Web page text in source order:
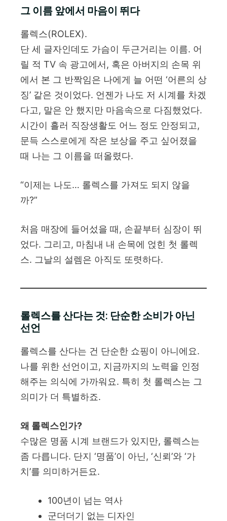
그 이름 앞에서 마음이 뛰다
롤렉스(ROLEX).
단 세 글자인데도 가슴이 두근거리는 이름. 어
릴 적 TV 속 광고에서, 혹은 아버지의 손목 위
에서 본 그 반짝임은 나에게 늘 어떤 ‘어른의 상
징’ 같은 것이었다. 언젠가 나도 저 시계를 차겠
다고, 말은 안 했지만 마음속으로 다짐했었다.
시간이 흘러 직장생활도 어느 정도 안정되고,
문득 스스로에게 작은 보상을 주고 싶어졌을
때 나는 그 이름을 떠올렸다.
“이제는 나도… 롤렉스를 가져도 되지 않을
까?”
처음 매장에 들어섰을 때, 손끝부터 심장이 뛰
었다. 그리고, 마침내 내 손목에 얹힌 첫 롤렉
스. 그날의 설렘은 아직도 또렷하다.
롤렉스를 산다는 것: 단순한 소비가 아닌
선언
롤렉스를 산다는 건 단순한 쇼핑이 아니에요.
나를 위한 선언이고, 지금까지의 노력을 인정
해주는 의식에 가까워요. 특히 첫 롤렉스는 그
의미가 더 특별하죠.
왜 롤렉스인가?
수많은 명품 시계 브랜드가 있지만, 롤렉스는
좀 다릅니다. 단지 ‘명품’이 아닌, ‘신뢰’와 ‘가
치’를 의미하거든요.
100년이 넘는 역사
군더더기 없는 디자인